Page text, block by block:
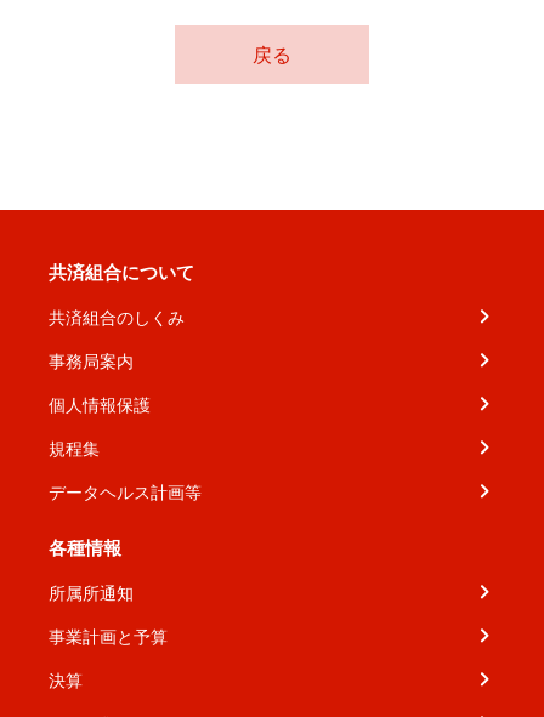
戻る
共済組合について
共済組合のしくみ
事務局案内
個人情報保護
規程集
データヘルス計画等
各種情報
所属所通知
事業計画と予算
決算